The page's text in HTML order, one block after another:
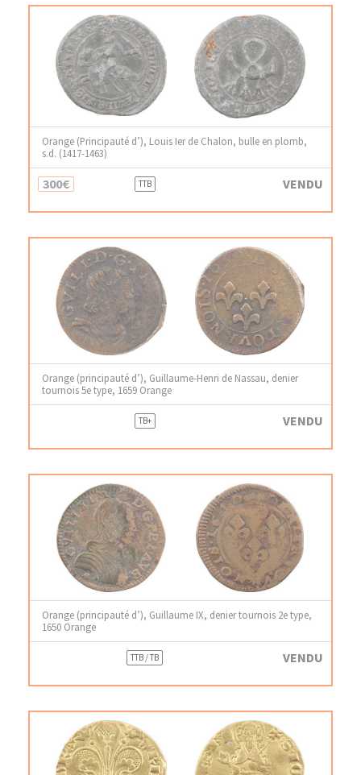
Orange (Principauté d’), Louis Ier de Chalon, bulle en plomb,
s.d. (1417-1463)
300€ TTB VENDU
Orange (principauté d’), Guillaume-Henri de Nassau, denier
tournois 5e type, 1659 Orange
TB+ VENDU
Orange (principauté d’), Guillaume IX, denier tournois 2e type,
1650 Orange
TTB / TB VENDU